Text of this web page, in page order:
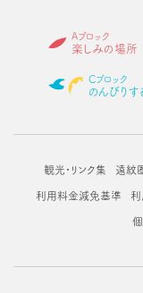
Aブロック
楽しみの場所
Cブロック
のんびりす
観光・リンク集 遠紋
利用料金減免基準